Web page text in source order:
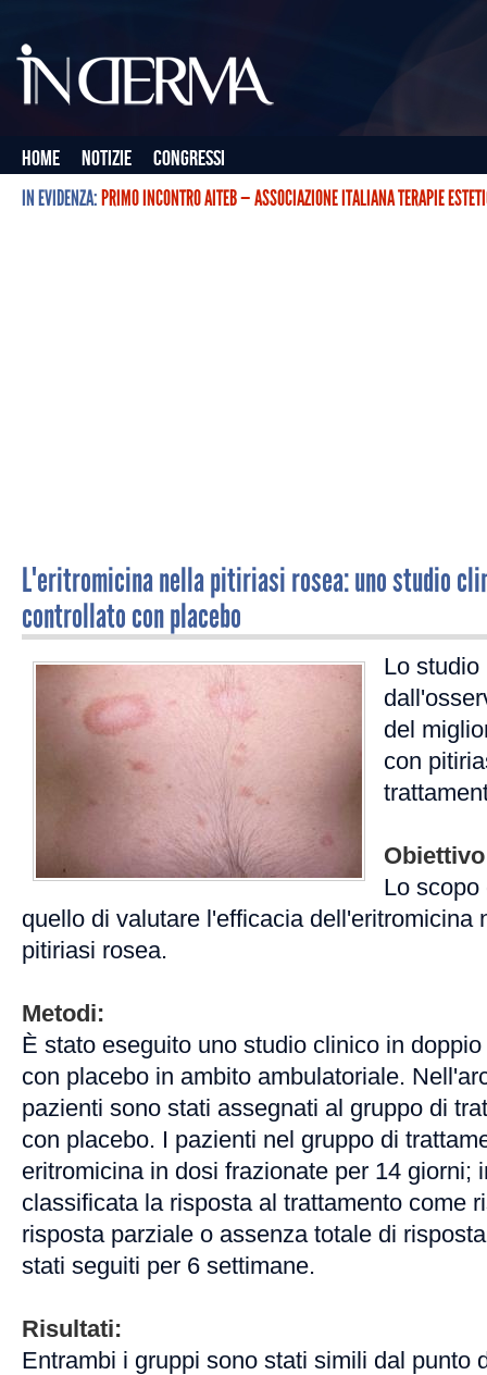
Home Notizie
Congressi
IN EVIDENZA:PRIMO INCONTRO AITEB — ASSOCIAZIONE ITALIANA TERAPIE
L'eritromicina nella pitiriasi rosea: uno studio
controllato con placebo
Lo studio
del
con
Lo scopo
quello di valutare l'efficacia dell'eritromicina
pitiriasi rosea.
Metodi:
È stato eseguito uno studio clinico in
con placebo in ambito ambulatoriale.
pazienti sono stati assegnati al gruppo di
con placebo. I pazienti nel gruppo di
eritromicina in dosi frazionate per 14 giorni;
classificata la risposta al trattamento come
risposta parziale o assenza totale di
stati seguiti per 6 settimane.
Risultati:
Entrambi i gruppi sono stati simili dal punto